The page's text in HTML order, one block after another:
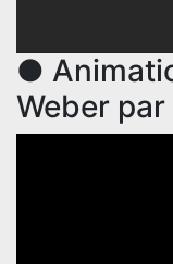
●
Weber